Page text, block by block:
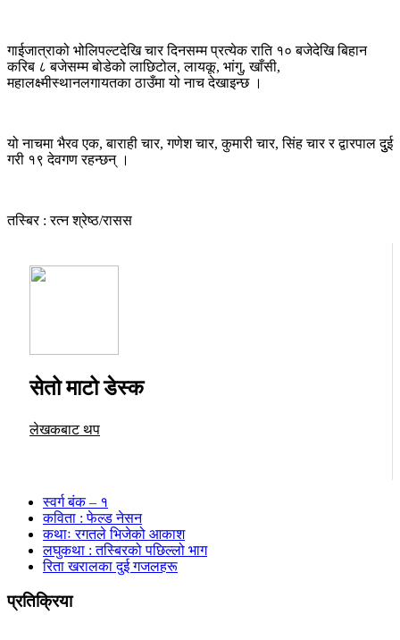
गाईजात्राको भोलिपल्टदेखि चार दिनसम्म प्रत्येक राति १० बजेदेखि बिहान
करिब ८ बजेसम्म बोडेको लाछिटोल, लायकू, भांगु, खाँसी,
महालक्ष्मीस्थानलगायतका ठाउँमा यो नाच देखाइन्छ ।
यो नाचमा भैरव एक, बाराही चार, गणेश चार, कुमारी चार, सिंह चार र द्वारपाल दुुई
गरी १९ देवगण रहन्छन् ।
तस्बिर : रत्न श्रेष्ठ/रासस
सेतो माटो डेस्क
लेखकबाट थप
स्वर्ग बंक – १
कविता : फेल्ड नेसन
कथाः रगतले भिजेको आकाश
लघुकथा : तस्बिरको पछिल्लो भाग
रिता खरालका दुई गजलहरू
प्रतिक्रिया